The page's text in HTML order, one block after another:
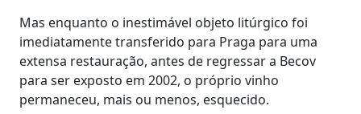
Mas enquanto o inestimável objeto litúrgico foi
imediatamente transferido para Praga para uma
extensa restauração, antes de regressar a Becov
para ser exposto em 2002, o próprio vinho
permaneceu, mais ou menos, esquecido.